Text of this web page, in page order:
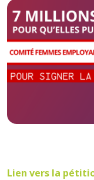
Lien vers la